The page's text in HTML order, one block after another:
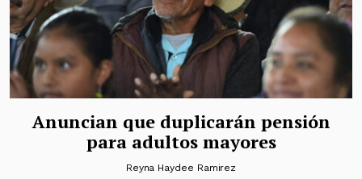
Anuncian que duplicarán pensión
para adultos mayores
Reyna Haydee Ramirez